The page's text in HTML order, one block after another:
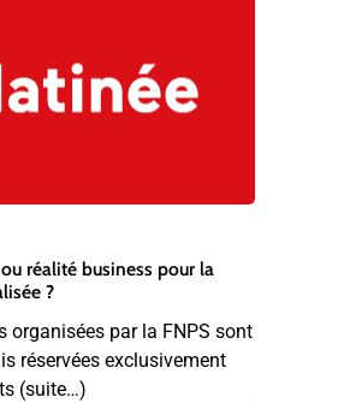
réalité business pour la
?
organisées par la FNPS sont
réservées exclusivement
(suite…)